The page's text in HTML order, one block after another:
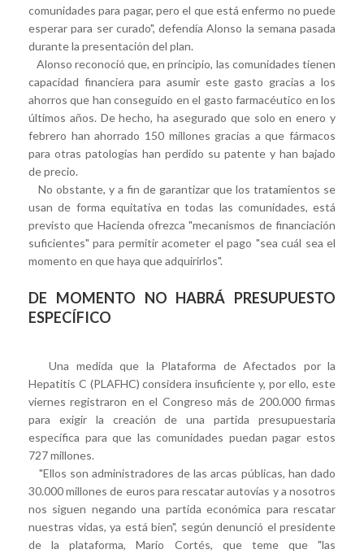
comunidades para pagar, pero el que está enfermo no puede
esperar para ser curado", defendía Alonso la semana pasada
durante la presentación del plan.
Alonso reconoció que, en principio, las comunidades tienen
capacidad financiera para asumir este gasto gracias a los
ahorros que han conseguido en el gasto farmacéutico en los
últimos años. De hecho, ha asegurado que solo en enero y
febrero han ahorrado 150 millones gracias a que fármacos
para otras patologías han perdido su patente y han bajado
de precio.
No obstante, y a fin de garantizar que los tratamientos se
usan de forma equitativa en todas las comunidades, está
previsto que Hacienda ofrezca "mecanismos de financiación
suficientes" para permitir acometer el pago "sea cuál sea el
momento en que haya que adquirirlos".
DE MOMENTO NO HABRÁ PRESUPUESTO
ESPECÍFICO
Una medida que la Plataforma de Afectados por la
Hepatitis C (PLAFHC) considera insuficiente y, por ello, este
viernes registraron en el Congreso más de 200.000 firmas
para exigir la creación de una partida presupuestaria
específica para que las comunidades puedan pagar estos
727 millones.
"Ellos son administradores de las arcas públicas, han dado
30.000 millones de euros para rescatar autovías y a nosotros
nos siguen negando una partida económica para rescatar
nuestras vidas, ya está bien", según denunció el presidente
de la plataforma, Mario Cortés, que teme que "las